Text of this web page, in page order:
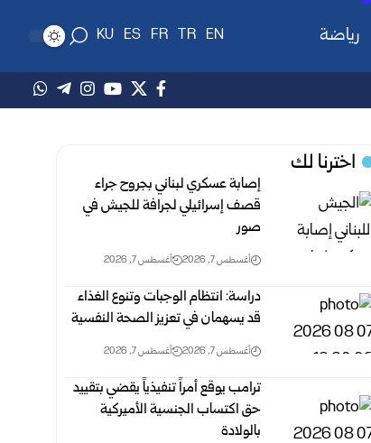
رياضة EN
TR
FR
ES
KU
اخترنا لك
إصابة عسكري لبناني بجروح جراء
قصف إسرائيلي لجرافة للجيش في
صور
أغسطس 7, 2026 أغسطس 7, 2026
دراسة: انتظام الوجبات وتنوع الغذاء
قد يسهمان في تعزيز الصحة النفسية
أغسطس 7, 2026 أغسطس 7, 2026
ترامب يوقع أمراً تنفيذياً يقضي بتقييد
حق اكتساب الجنسية الأميركية
بالولادة